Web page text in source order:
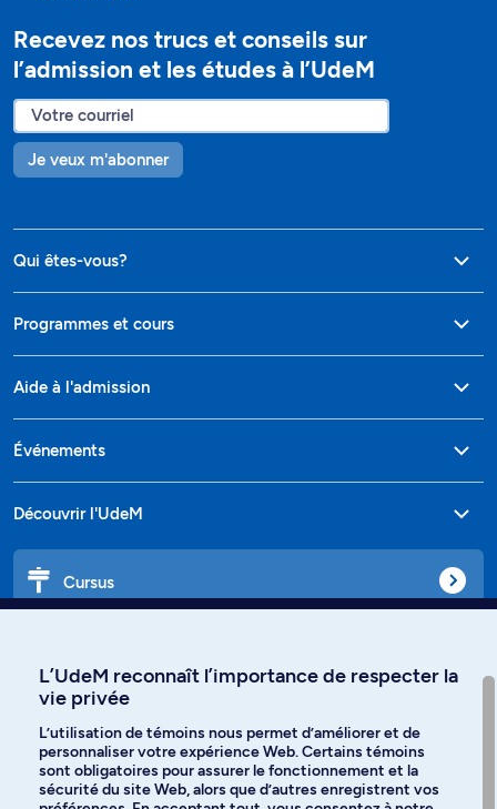
Recevez nos trucs et conseils sur
l’admission et les études à l’UdeM
Je veux m'abonner
Qui êtes-vous?
Programmes et cours
Aide à l'admission
Événements
Découvrir l'UdeM
Cursus
Langues
L’UdeM reconnaît l’importance de respecter la
vie privée
L’utilisation de témoins nous permet d’améliorer et de
personnaliser votre expérience Web. Certains témoins
sont obligatoires pour assurer le fonctionnement et la
sécurité du site Web, alors que d’autres enregistrent vos